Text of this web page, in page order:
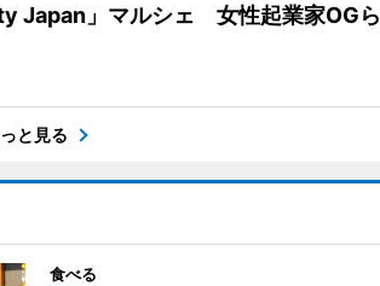
Japan」マルシェ 女性起業家OGら
と見る
食べる